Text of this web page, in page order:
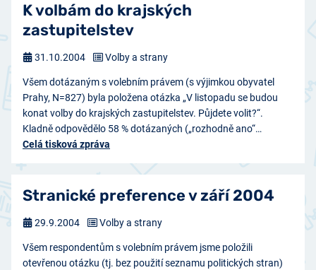
K volbám do krajských
zastupitelstev
Všem dotázaným s volebním právem (s výjimkou obyvatel
Prahy, N=827) byla položena otázka „V listopadu se budou
konat volby do krajských zastupitelstev. Půjdete volit?“.
Kladně odpovědělo 58 % dotázaných („rozhodně ano“…
Celá tisková zpráva
31.10.2004 Volby a strany
Stranické preference v září 2004
Všem respondentům s volebním právem jsme položili
otevřenou otázku (tj. bez použití seznamu politických stran)
29.9.2004 Volby a strany